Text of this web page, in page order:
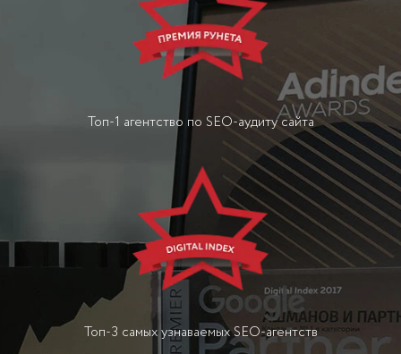
Топ-1 агентство по SEO-аудиту сайта
Топ-3 самых узнаваемых SEO-агентств